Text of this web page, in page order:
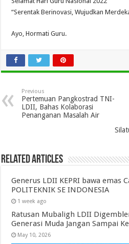
“Serentak Berinovasi, Wujudkan
Ayo, Hormati Guru.
Previous
Pertemuan Pangkostrad TNI-
LDII, Bahas Kolaborasi
Penanganan Masalah Air
Related Articles
Generus LDII KEPRI bawa emas
POLITEKNIK SE INDONESIA
1 week ago
Ratusan Mubaligh LDII
Generasi Muda Jangan Sampai
May 10, 2026